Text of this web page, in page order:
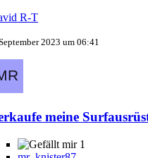
R-T
2023 um 06:41
meine
1